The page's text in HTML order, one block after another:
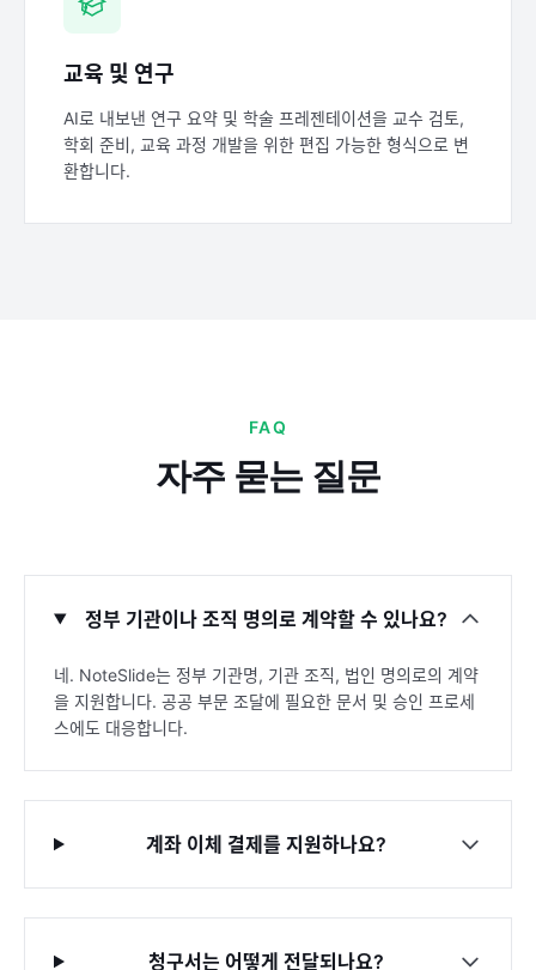
교육 및 연구
AI로 내보낸 연구 요약 및 학술 프레젠테이션을 교수 검토,
학회 준비, 교육 과정 개발을 위한 편집 가능한 형식으로 변
환합니다.
FAQ
자주 묻는 질문
정부 기관이나 조직 명의로 계약할 수 있나요?
네. NoteSlide는 정부 기관명, 기관 조직, 법인 명의로의 계약
을 지원합니다. 공공 부문 조달에 필요한 문서 및 승인 프로세
스에도 대응합니다.
계좌 이체 결제를 지원하나요?
청구서는 어떻게 전달되나요?